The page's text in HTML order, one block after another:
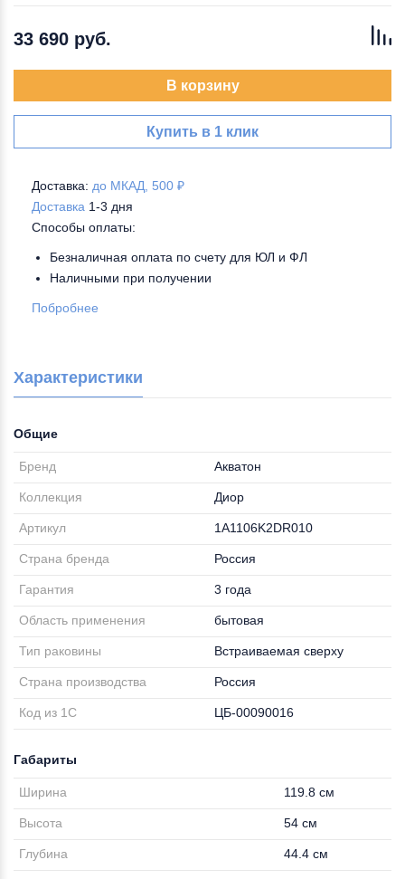
33 690 руб.
В корзину
Купить в 1 клик
Доставка: до МКАД, 500 ₽
Доставка 1-3 дня
Способы оплаты:
Безналичная оплата по счету для ЮЛ и ФЛ
Наличными при получении
Побробнее
Характеристики
Общие
Бренд Акватон
Коллекция Диор
Артикул 1A1106K2DR010
Страна бренда Россия
Гарантия 3 года
Область применения бытовая
Тип раковины Встраиваемая сверху
Страна производства Россия
Код из 1С ЦБ-00090016
Габариты
Ширина 119.8 см
Высота 54 см
Глубина 44.4 см